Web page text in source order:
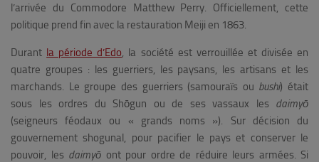
l’arrivée du Commodore Matthew Perry. Officiellement, cette
politique prend fin avec la restauration Meiji en 1863.
Durant la période d’Edo, la société est verrouillée et divisée en
quatre groupes : les guerriers, les paysans, les artisans et les
marchands. Le groupe des guerriers (samouraïs ou bushi) était
sous les ordres du Shōgun ou de ses vassaux les daimyō
(seigneurs féodaux ou « grands noms »). Sur décision du
gouvernement shogunal, pour pacifier le pays et conserver le
pouvoir, les daimyō ont pour ordre de réduire leurs armées. Si